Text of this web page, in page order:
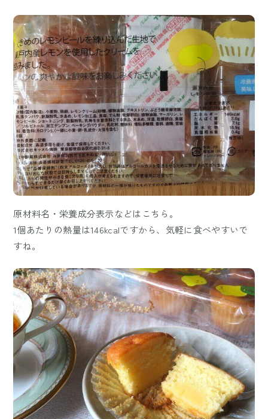
原材料名・栄養成分表示などはこちら。
1個あたりの熱量は146kcalですから、気軽に食べやすいで
すね。